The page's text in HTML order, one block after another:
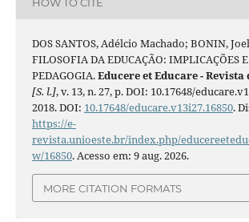
DOS SANTOS, Adélcio Machado; BONIN,
FILOSOFIA DA EDUCAÇÃO: IMPLICAÇÕES
PEDAGOGIA.Educere et Educare - Revista
[S. l.], v. 13, n. 27, p. DOI: 10.17648/
2018. DOI: 10.17648/educare.v13i27.16850.
https://e-
revista.unioeste.br/index.php/
w/16850. Acesso em: 9 aug. 2026.
MORE CITATION FORMATS